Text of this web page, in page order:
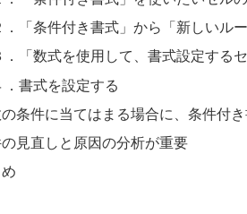
．「条件付き書式」から「新しいル
．「数式を使用して、書式設定する
．書式を設定する
条件に当てはまる場合に、条件付
見直しと原因の分析が重要